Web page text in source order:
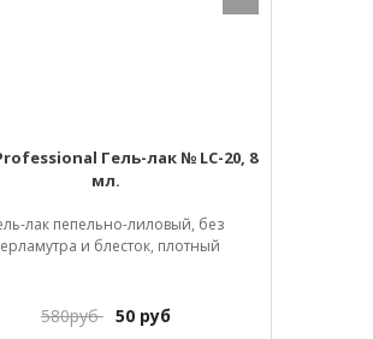
Гель-лак № LC-20, 8
мл.
лак пепельно-лиловый, без
и блесток, плотный
580руб 50руб